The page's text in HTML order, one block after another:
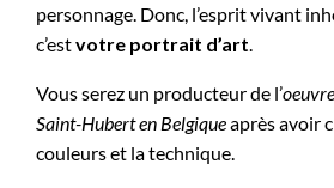
personnage. Donc, l’esprit vivant
c’estvotre portrait d’art.
Vous serez un producteur de l’
Saint-Hubert en Belgiqueaprès avoir
couleurs et la technique.